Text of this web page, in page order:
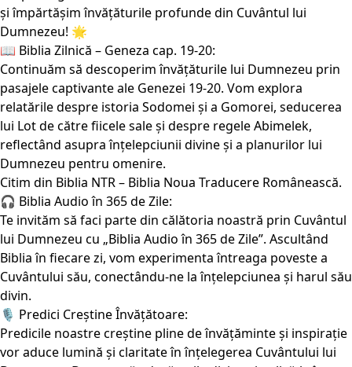
și împărtășim învățăturile profunde din Cuvântul lui
Dumnezeu! 🌟
📖 Biblia Zilnică – Geneza cap. 19-20:
Continuăm să descoperim învățăturile lui Dumnezeu prin
pasajele captivante ale Genezei 19-20. Vom explora
relatările despre istoria Sodomei și a Gomorei, seducerea
lui Lot de către fiicele sale și despre regele Abimelek,
reflectând asupra înțelepciunii divine și a planurilor lui
Dumnezeu pentru omenire.
Citim din Biblia NTR – Biblia Noua Traducere Românească.
🎧 Biblia Audio în 365 de Zile:
Te invităm să faci parte din călătoria noastră prin Cuvântul
lui Dumnezeu cu „Biblia Audio în 365 de Zile”. Ascultând
Biblia în fiecare zi, vom experimenta întreaga poveste a
Cuvântului său, conectându-ne la înțelepciunea și harul său
divin.
🎙️ Predici Creștine Învățătoare:
Predicile noastre creștine pline de învățăminte și inspirație
vor aduce lumină și claritate în înțelegerea Cuvântului lui